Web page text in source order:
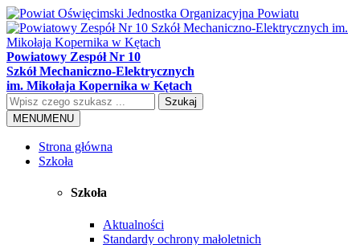
Powiatowy Zespół Nr 10
Szkół Mechaniczno-Elektrycznych
im. Mikołaja Kopernika w Kętach
Szukaj
MENUMENU
Strona główna
Szkoła
Szkoła
Aktualności
Standardy ochrony małoletnich